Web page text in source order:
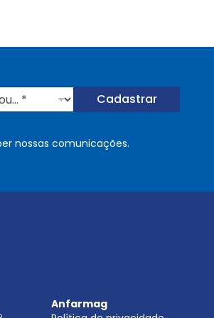
Cadastrar
nossas comunicações.
Anfarmag